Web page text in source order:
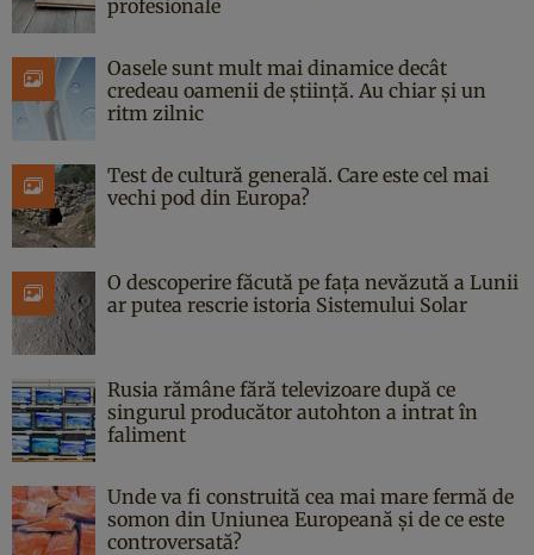
profesionale
Oasele sunt mult mai dinamice decât
credeau oamenii de știință. Au chiar și un
ritm zilnic
Test de cultură generală. Care este cel mai
vechi pod din Europa?
O descoperire făcută pe fața nevăzută a Lunii
ar putea rescrie istoria Sistemului Solar
Rusia rămâne fără televizoare după ce
singurul producător autohton a intrat în
faliment
Unde va fi construită cea mai mare fermă de
somon din Uniunea Europeană și de ce este
controversată?